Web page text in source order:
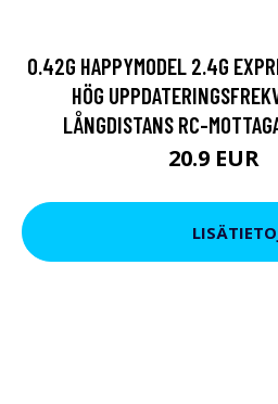
0.42G HAPPYMODEL 2.4G
HÖG
LÅNGDISTANS RC-
20.9 EUR